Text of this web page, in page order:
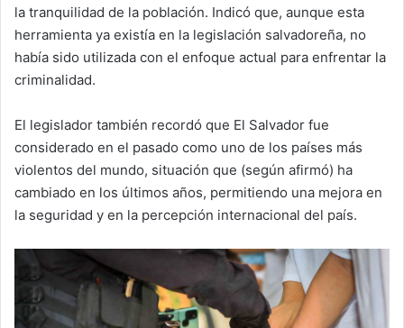
la tranquilidad de la población. Indicó que, aunque esta
herramienta ya existía en la legislación salvadoreña, no
había sido utilizada con el enfoque actual para enfrentar la
criminalidad.
El legislador también recordó que El Salvador fue
considerado en el pasado como uno de los países más
violentos del mundo, situación que (según afirmó) ha
cambiado en los últimos años, permitiendo una mejora en
la seguridad y en la percepción internacional del país.